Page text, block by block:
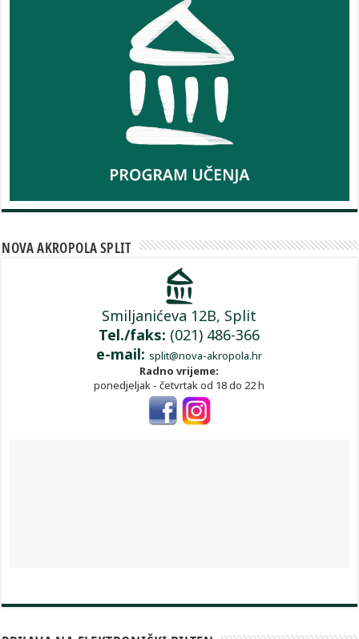
NOVA AKROPOLA SPLIT
Smiljanićeva 12B, Split
Tel./faks: (021) 486-366
e-mail: split@nova-akropola.hr
Radno vrijeme:
ponedjeljak - četvrtak od 18 do 22 h